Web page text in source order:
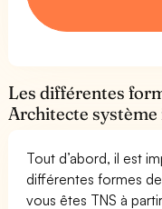
Les différentes
Architecte
Tout d’abord, il est
différentes formes
vous êtes TNS à